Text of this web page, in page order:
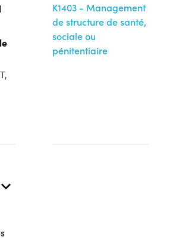
K1403 - Management
de structure de santé,
sociale ou
pénitentiaire